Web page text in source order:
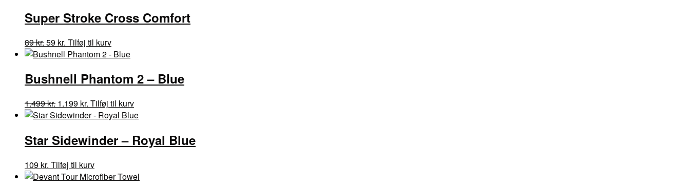
Super Stroke Cross Comfort
89kr.Den
oprindelige
var:
89 kr..
59 kr. Den
aktuelle
er:
59 kr..
Tilføj til kurvDette
vare
flere
varianter.
Mulighederne
kan
på
varesiden
Bushnell Phantom 2 – Blue
1.499kr. Den
oprindelige
var:
1.499 kr..
1.199 kr. Den
aktuelle
er:
1.199 kr..
Tilføj til kurv
Star Sidewinder – Royal Blue
109 kr. Tilføj til kurvDette
vare